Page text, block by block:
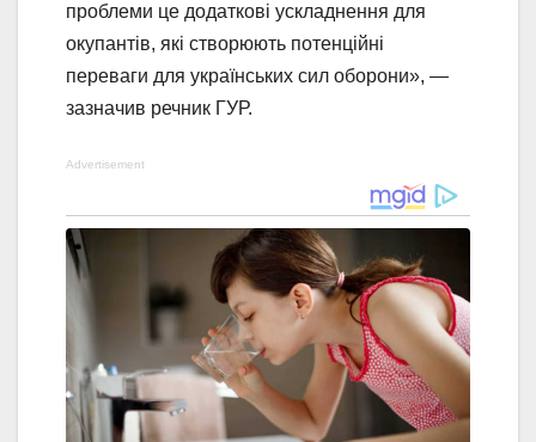
проблеми це додаткові ускладнення для
окупантів, які створюють потенційні
переваги для українських сил оборони», —
зазначив речник ГУР.
Advertisement